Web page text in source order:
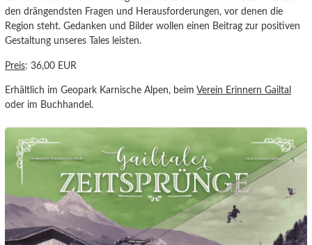
den drängendsten Fragen und Herausforderungen, vor denen die
Region steht. Gedanken und Bilder wollen einen Beitrag zur positiven
Gestaltung unseres Tales leisten.
Preis: 36,00 EUR
Erhältlich im Geopark Karnische Alpen, beimVerein Erinnern Gailtal
oder im Buchhandel.